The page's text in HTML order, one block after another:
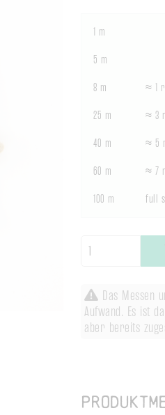
1 m
5 m
8 m ≈ 1
25 m ≈ 3
40 m ≈ 5
60 m ≈ 7
100 m full
Das Messen
Aufwand. Es ist
aber bereits